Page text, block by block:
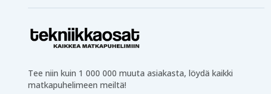
Tee niin kuin 1 000 000 muuta asiakasta, löydä kaikki
matkapuhelimeen meiltä!